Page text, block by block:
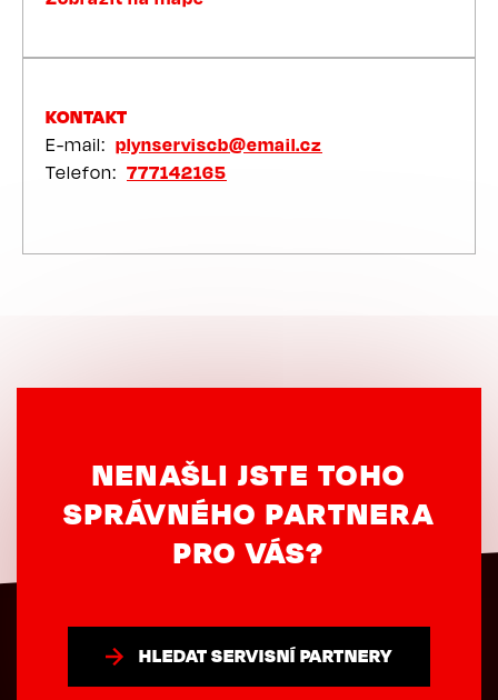
KONTAKT
E-mail
plynserviscb@email.cz
Telefon
777142165
NENAŠLI JSTE TOHO
SPRÁVNÉHO PARTNERA
PRO VÁS?
HLEDAT SERVISNÍ PARTNERY